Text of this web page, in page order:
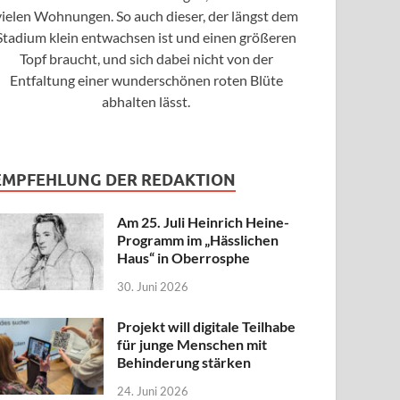
Wohnungen. So auch dieser, der längst dem
klein entwachsen ist und einen größeren
Topf braucht, und sich dabei nicht von der
Entfaltung einer wunderschönen roten Blüte
abhalten lässt.
DER REDAKTION
Am 25. Juli Heinrich Heine-
Programm im „Hässlichen
Haus“ in Oberrosphe
30. Juni 2026
Projekt will digitale Teilhabe
für junge Menschen mit
Behinderung stärken
24. Juni 2026